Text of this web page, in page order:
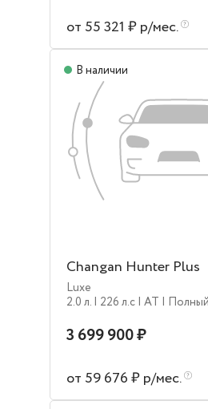
от 55 321 ₽ р/мес.
В наличии
Changan Hunter Plus
Luxe
2.0 л. | 226 л.c | AT | Полный
3 699 900 ₽
от 59 676 ₽ р/мес.